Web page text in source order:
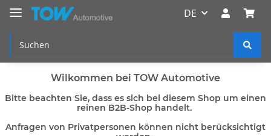
DE
Wilkommen bei TOW Automotive
Bitte beachten Sie, dass es sich bei diesem Shop um einen
reinen B2B-Shop handelt.
Anfragen von Privatpersonen können nicht berücksichtigt